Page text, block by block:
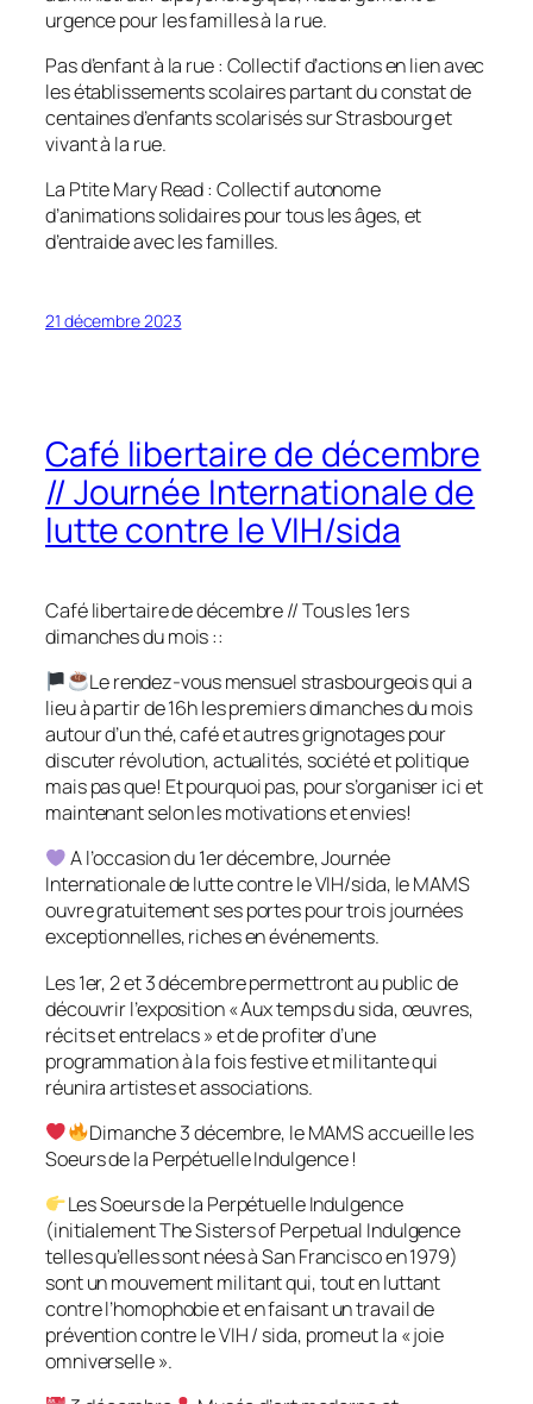
urgence pour les familles à la rue.
Pas d’enfant à la rue : Collectif d’actions en lien avec
les établissements scolaires partant du constat de
centaines d’enfants scolarisés sur Strasbourg et
vivant à la rue.
La Ptite Mary Read : Collectif autonome
d’animations solidaires pour tous les âges, et
d’entraide avec les familles.
21 décembre 2023
Café libertaire de décembre
// Journée Internationale de
lutte contre le VIH/sida
Café libertaire de décembre // Tous les 1ers
dimanches du mois ::
Le rendez-vous mensuel strasbourgeois qui a
lieu à partir de 16h les premiers dimanches du mois
autour d’un thé, café et autres grignotages pour
discuter révolution, actualités, société et politique
mais pas que! Et pourquoi pas, pour s’organiser ici et
maintenant selon les motivations et envies!
A l’occasion du 1er décembre, Journée
Internationale de lutte contre le VIH/sida, le MAMS
ouvre gratuitement ses portes pour trois journées
exceptionnelles, riches en événements.
Les 1er, 2 et 3 décembre permettront au public de
découvrir l’exposition « Aux temps du sida, œuvres,
récits et entrelacs » et de profiter d’une
programmation à la fois festive et militante qui
réunira artistes et associations.
Dimanche 3 décembre, le MAMS accueille les
Soeurs de la Perpétuelle Indulgence !
Les Soeurs de la Perpétuelle Indulgence
(initialement The Sisters of Perpetual Indulgence
telles qu’elles sont nées à San Francisco en 1979)
sont un mouvement militant qui, tout en luttant
contre l’homophobie et en faisant un travail de
prévention contre le VIH / sida, promeut la « joie
omniverselle ».